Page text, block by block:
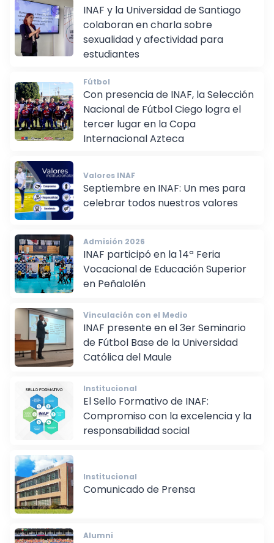
Vinculación con el Medio
INAF y la Universidad de Santiago
colaboran en charla sobre
sexualidad y afectividad para
Fútbol
Con presencia de INAF, la Selección
Nacional de Fútbol Ciego logra el
tercer lugar en la Copa
Valores INAF
Septiembre en INAF: Un mes para
Admisión 2026
INAF participó en la 14ª Feria
Vocacional de Educación Superior
Vinculación con el Medio
INAF presente en el 3er Seminario
de Fútbol Base de la Universidad
Institucional
El Sello Formativo de INAF:
Compromiso con la excelencia y la
responsabilidad social
Institucional